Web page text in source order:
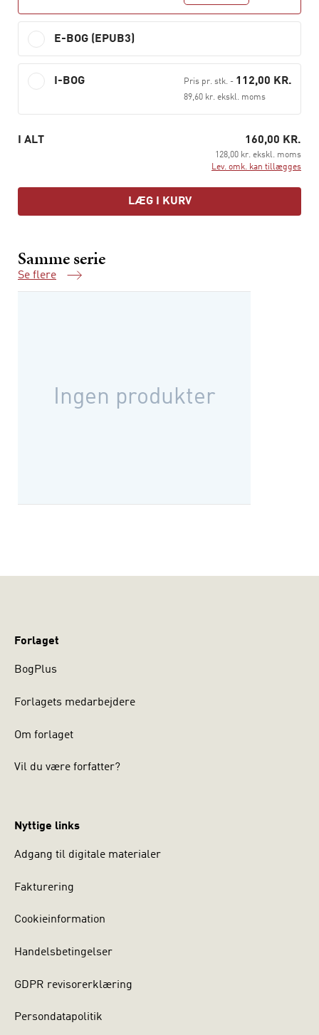
fascinerende odyssé til Yequanaerne er
ikke romantik for drømmere, men en rejse, det hektiske
velfærdsmenneske direkte kan lære noget af.
Klassikere og udkom første gang på dansk i 1989.
E-BOG (EPUB3)
I-BOG Pris pr. stk.- 112,00 KR.
89,60 kr. ekskl. moms
I ALT 160,00 KR.
128,00 kr. ekskl. moms
Lev. omk. kan tillægges
LÆG I KURV
Samme serie
Se flere
Samme serie
Ingen produkter
Forlaget
BogPlus
Forlagets medarbejdere
Om forlaget
Vil du være forfatter?
Nyttige links
Adgang til digitale materialer
Fakturering
Cookieinformation
Handelsbetingelser
GDPR revisorerklæring
Persondatapolitik